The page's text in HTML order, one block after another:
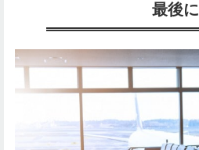
最後に